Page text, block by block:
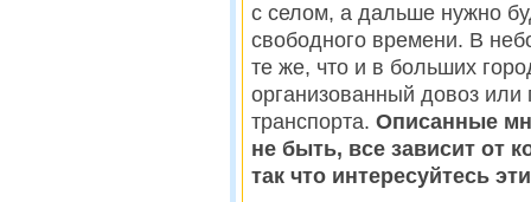
с селом, а дальше нужно
свободного времени. В
те же, что и в больших
организованный довоз
транспорта. Описанные
не быть, все зависит от
так что интересуйтесь